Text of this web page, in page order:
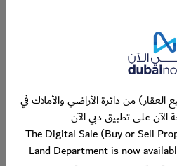
العقار) من دائرة الأراضي والأملاك في
على تطبيق دبي الآن
The Digital Sale (Buy or Sell
Land Department is now